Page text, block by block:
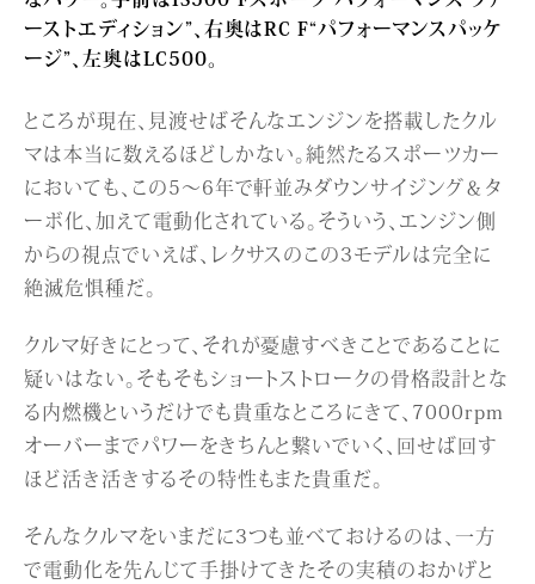
ーストエディション”、右奥はRC F“パフォーマンスパッケ
ージ”、左奥はLC500。
ところが現在、見渡せばそんなエンジンを搭載したクル
マは本当に数えるほどしかない。純然たるスポーツカー
においても、この5～6年で軒並みダウンサイジング＆タ
ーボ化、加えて電動化されている。そういう、エンジン側
からの視点でいえば、レクサスのこの3モデルは完全に
絶滅危惧種だ。
クルマ好きにとって、それが憂慮すべきことであることに
疑いはない。そもそもショートストロークの骨格設計とな
る内燃機というだけでも貴重なところにきて、7000rpm
オーバーまでパワーをきちんと繋いでいく、回せば回す
ほど活き活きするその特性もまた貴重だ。
そんなクルマをいまだに3つも並べておけるのは、一方
で電動化を先んじて手掛けてきたその実積のおかげと